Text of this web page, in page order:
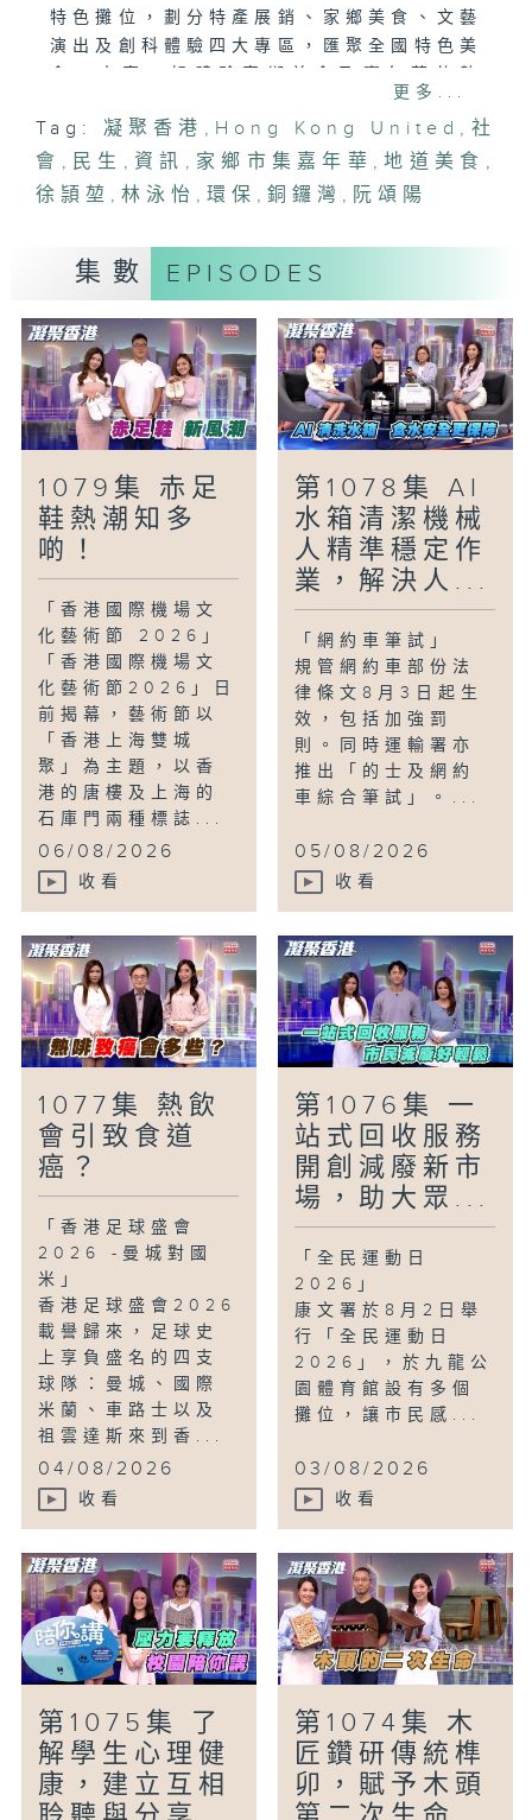
特色攤位，劃分特產展銷、家鄉美食、文藝
演出及創科體驗四大專區，匯聚全國特色美
「M+夜不同：脈動如詩」
「M+夜不同：脈動如詩」將詩意連結生
與舞蹈脈動中，感受源源不絕的詩意。
「民生美食關注組-銅鑼灣馬友與仙草」
繼續帶大家在銅鑼灣繁華街道中尋覓最道地
的舌尖滋味！我們先走進充滿鑊氣的港式大
排檔，品嚐外酥內嫩的芝麻雞及魚鮮甘香的
煎馬友；隨後轉往手工仙草店，細味口感軟
綿的米麻糬與嫩滑仙草盛盤。
「童話香港-環保小先鋒」
可能不少人家中會有個廚餘桶，但大家是否
只用它來盛載廚餘？若要小朋友發揮創意，
他們覺得這桶還有甚麼其他用途？
更多...
Tag: 凝聚香港 , Hong Kong United , 社
會 , 民生 , 資訊 , 家鄉市集嘉年華 ,地道美食 ,
徐頴堃 ,林泳怡 ,環保 ,銅鑼灣 , 阮頌陽
集數 EPISODES
1079集 赤足
鞋熱潮知多
啲！
「香港國際機場文
化藝術節 2026」
「香港國際機場文
化藝術節2026」日
前揭幕，藝術節以
「香港上海雙城
聚」為主題，以香
港的唐樓及上海的
石庫門兩種標誌...
06/08/2026
收看
第1078集 AI
水箱清潔機械
人精準穩定作
業，解決人...
「網約車筆試」
規管網約車部份法
律條文8月3日起生
效，包括加強罰
則。同時運輸署亦
推出「的士及網約
車綜合筆試」。...
05/08/2026
收看
1077集 熱飲
會引致食道
癌？
「香港足球盛會
2026 -曼城對國
米」
香港足球盛會2026
載譽歸來，足球史
上享負盛名的四支
球隊：曼城、國際
米蘭、車路士以及
祖雲達斯來到香...
04/08/2026
收看
第1076集 一
站式回收服務
開創減廢新市
場，助大眾...
「全民運動日
2026」
康文署於8月2日舉
行「全民運動日
2026」，於九龍公
園體育館設有多個
攤位，讓市民感...
03/08/2026
收看
第1075集 了
解學生心理健
康，建立互相
第1074集 木
匠鑽研傳統榫
卯，賦予木頭